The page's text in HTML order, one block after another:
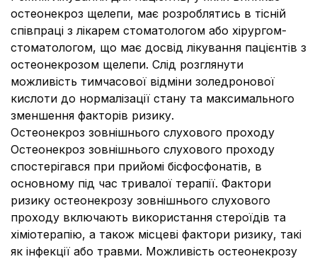
остеонекроз щелепи, має розроблятись в тісній
співпраці з лікарем стоматологом або хірургом-
стоматологом, що має досвід лікування пацієнтів з
остеонекрозом щелепи. Слід розглянути
можливість тимчасової відміни золедронової
кислоти до нормалізації стану та максимального
зменшення факторів ризику.
Остеонекроз зовнішнього слухового проходу
Остеонекроз зовнішнього слухового проходу
спостерігався при прийомі бісфосфонатів, в
основному під час тривалої терапії. Фактори
ризику остеонекрозу зовнішнього слухового
проходу включають використання стероїдів та
хіміотерапію, а також місцеві фактори ризику, такі
як інфекції або травми. Можливість остеонекрозу